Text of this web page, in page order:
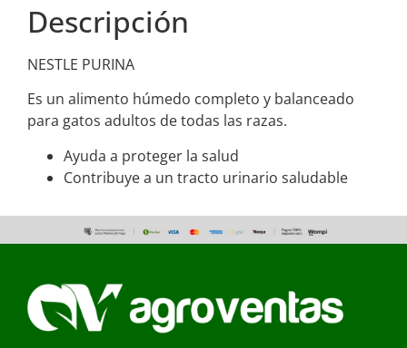
Descripción
NESTLE PURINA
Es un alimento húmedo completo y balanceado
para gatos adultos de todas las razas.
Ayuda a proteger la salud
Contribuye a un tracto urinario saludable